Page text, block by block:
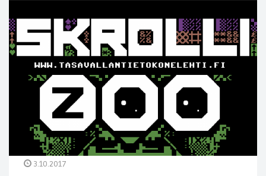
3.10.2017